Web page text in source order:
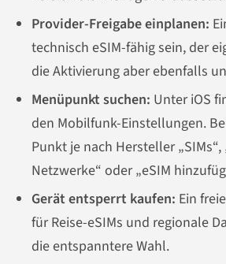
Provider-Freigabe einplanen:
technisch eSIM-fähig sein, der
die Aktivierung aber ebenfalls
Menüpunkt suchen: Unter iOS
den Mobilfunk-Einstellungen.
Punkt je nach Hersteller
Netzwerke“ oder „eSIM
Gerät entsperrt kaufen: Ein
für Reise-eSIMs und regionale
die entspanntere Wahl.